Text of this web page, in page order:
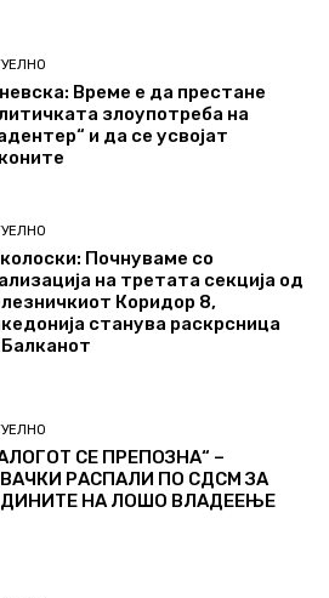
Време е да престане
злоупотреба на
и да се усвојат
Почнуваме со
на третата секција од
Коридор 8,
станува раскрсница
СЕ ПРЕПОЗНА“ –
РАСПАЛИ ПО СДСМ ЗА
НА ЛОШО ВЛАДЕЕЊЕ